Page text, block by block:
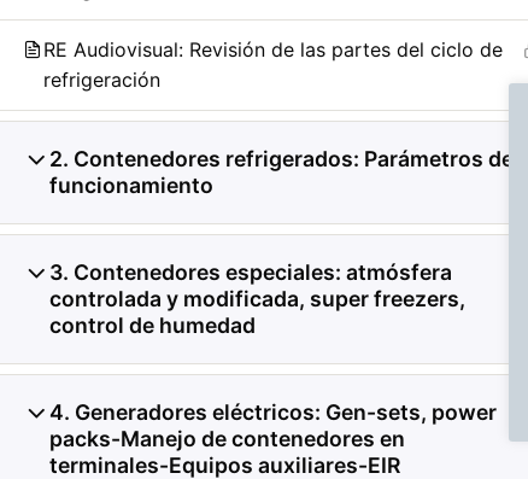
Previous Slide
◀︎
RE Audiovisual: Revisión de las partes del ciclo de
refrigeración
2. Contenedores refrigerados: Parámetros de
funcionamiento
3. Contenedores especiales: atmósfera
controlada y modificada, super freezers,
control de humedad
4. Generadores eléctricos: Gen-sets, power
packs-Manejo de contenedores en
terminales-Equipos auxiliares-EIR